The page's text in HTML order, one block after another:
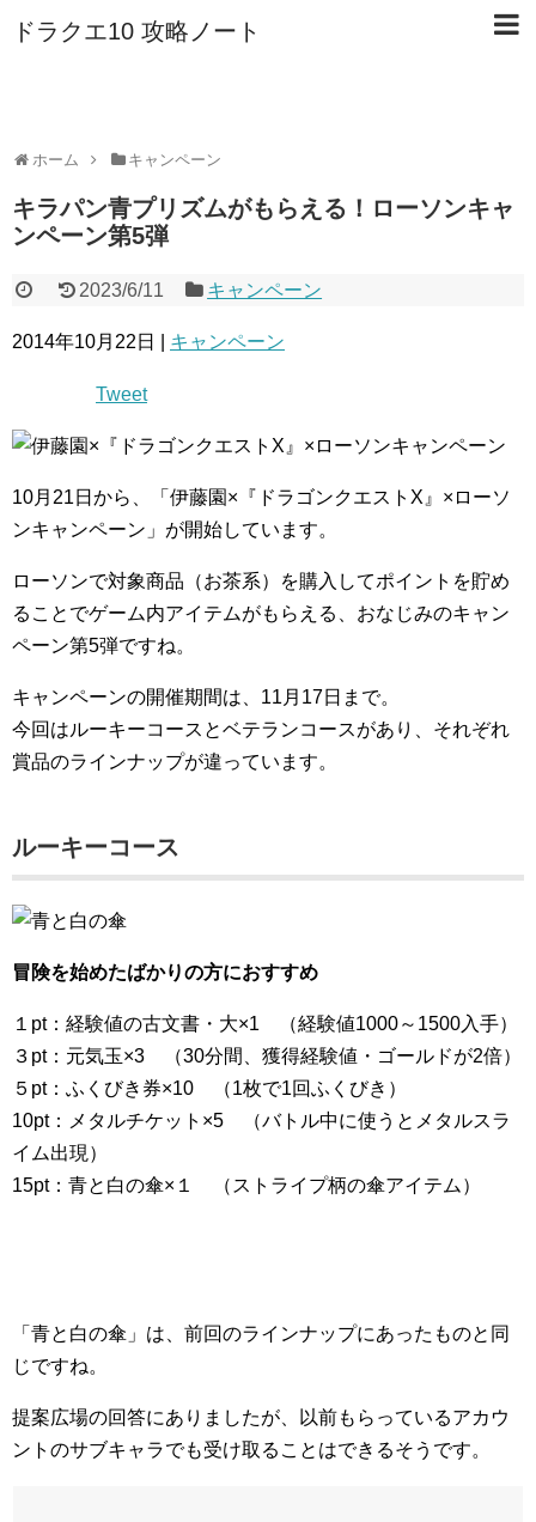
ドラクエ10 攻略ノート
ホーム キャンペーン
キラパン青プリズムがもらえる！ローソンキャ
ンペーン第5弾
2023/6/11 キャンペーン
2014年10月22日 | キャンペーン
Tweet
10月21日から、「伊藤園×『ドラゴンクエストX』×ローソ
ンキャンペーン」が開始しています。
ローソンで対象商品（お茶系）を購入してポイントを貯め
ることでゲーム内アイテムがもらえる、おなじみのキャン
ペーン第5弾ですね。
キャンペーンの開催期間は、11月17日まで。
今回はルーキーコースとベテランコースがあり、それぞれ
賞品のラインナップが違っています。
ルーキーコース
冒険を始めたばかりの方におすすめ
１pt：経験値の古文書・大×1 （経験値1000～1500入手）
３pt：元気玉×3 （30分間、獲得経験値・ゴールドが2倍）
５pt：ふくびき券×10 （1枚で1回ふくびき）
10pt：メタルチケット×5 （バトル中に使うとメタルスラ
イム出現）
15pt：青と白の傘×１ （ストライプ柄の傘アイテム）
「青と白の傘」は、前回のラインナップにあったものと同
じですね。
提案広場の回答にありましたが、以前もらっているアカウ
ントのサブキャラでも受け取ることはできるそうです。